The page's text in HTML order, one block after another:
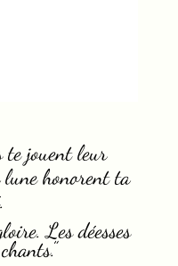
te jouent leur
honorent ta
Les déesses